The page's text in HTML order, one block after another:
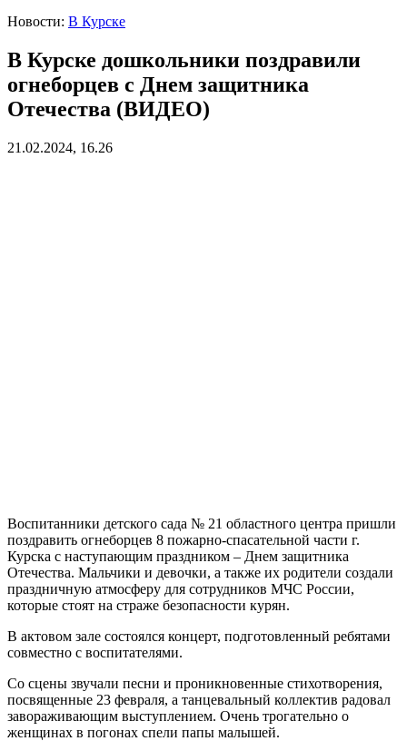
Новости: В Курске
В Курске дошкольники поздравили
огнеборцев с Днем защитника
Отечества (ВИДЕО)
21.02.2024, 16.26
Воспитанники детского сада № 21 областного центра пришли
поздравить огнеборцев 8 пожарно-спасательной части г.
Курска с наступающим праздником – Днем защитника
Отечества. Мальчики и девочки, а также их родители создали
праздничную атмосферу для сотрудников МЧС России,
которые стоят на страже безопасности курян.
В актовом зале состоялся концерт, подготовленный ребятами
совместно с воспитателями.
Со сцены звучали песни и проникновенные стихотворения,
посвященные 23 февраля, а танцевальный коллектив радовал
завораживающим выступлением. Очень трогательно о
женщинах в погонах спели папы малышей.